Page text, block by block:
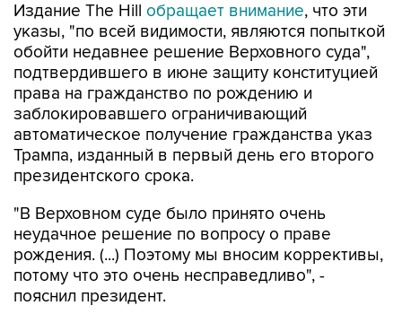
Издание The Hill обращает внимание, что эти
указы, "по всей видимости, являются попыткой
обойти недавнее решение Верховного суда",
подтвердившего в июне защиту конституцией
права на гражданство по рождению и
заблокировавшего ограничивающий
автоматическое получение гражданства указ
Трампа, изданный в первый день его второго
президентского срока.
"В Верховном суде было принято очень
неудачное решение по вопросу о праве
рождения. (...) Поэтому мы вносим коррективы,
потому что это очень несправедливо", -
пояснил президент.